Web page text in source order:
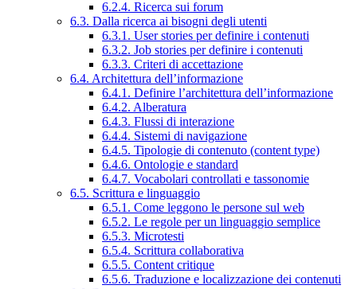
6.2.4. Ricerca sui forum
6.3. Dalla ricerca ai bisogni degli utenti
6.3.1. User stories per definire i contenuti
6.3.2. Job stories per definire i contenuti
6.3.3. Criteri di accettazione
6.4. Architettura dell’informazione
6.4.1. Definire l’architettura dell’informazione
6.4.2. Alberatura
6.4.3. Flussi di interazione
6.4.4. Sistemi di navigazione
6.4.5. Tipologie di contenuto (content type)
6.4.6. Ontologie e standard
6.4.7. Vocabolari controllati e tassonomie
6.5. Scrittura e linguaggio
6.5.1. Come leggono le persone sul web
6.5.2. Le regole per un linguaggio semplice
6.5.3. Microtesti
6.5.4. Scrittura collaborativa
6.5.5. Content critique
6.5.6. Traduzione e localizzazione dei contenuti